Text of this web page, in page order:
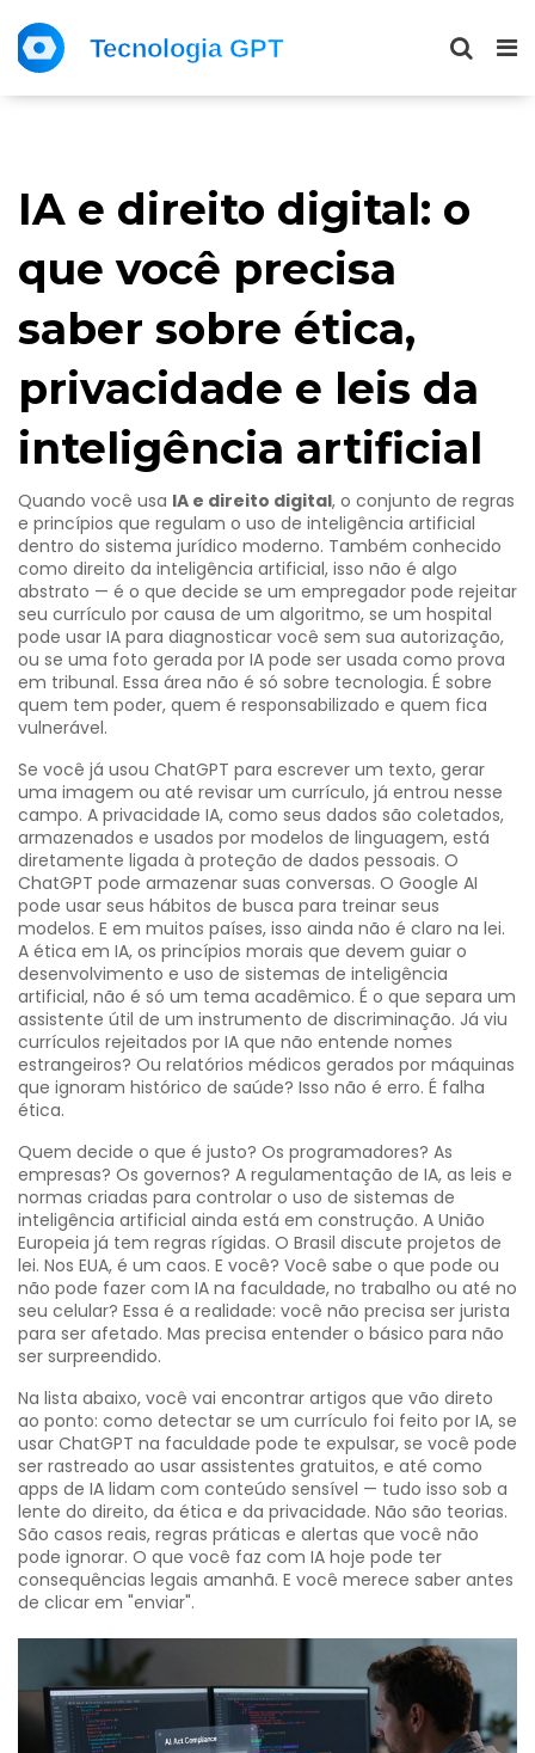
IA e direito digital: o
que você precisa
saber sobre ética,
privacidade e leis da
inteligência artificial
Quando você usa IA e direito digital, o conjunto de regras
e princípios que regulam o uso de inteligência artificial
dentro do sistema jurídico moderno. Também conhecido
como direito da inteligência artificial, isso não é algo
abstrato — é o que decide se um empregador pode rejeitar
seu currículo por causa de um algoritmo, se um hospital
pode usar IA para diagnosticar você sem sua autorização,
ou se uma foto gerada por IA pode ser usada como prova
em tribunal. Essa área não é só sobre tecnologia. É sobre
quem tem poder, quem é responsabilizado e quem fica
vulnerável.
Se você já usou ChatGPT para escrever um texto, gerar
uma imagem ou até revisar um currículo, já entrou nesse
campo. A privacidade IA, como seus dados são coletados,
armazenados e usados por modelos de linguagem, está
diretamente ligada à proteção de dados pessoais. O
ChatGPT pode armazenar suas conversas. O Google AI
pode usar seus hábitos de busca para treinar seus
modelos. E em muitos países, isso ainda não é claro na lei.
A ética em IA, os princípios morais que devem guiar o
desenvolvimento e uso de sistemas de inteligência
artificial, não é só um tema acadêmico. É o que separa um
assistente útil de um instrumento de discriminação. Já viu
currículos rejeitados por IA que não entende nomes
estrangeiros? Ou relatórios médicos gerados por máquinas
que ignoram histórico de saúde? Isso não é erro. É falha
ética.
Quem decide o que é justo? Os programadores? As
empresas? Os governos? A regulamentação de IA, as leis e
normas criadas para controlar o uso de sistemas de
inteligência artificial ainda está em construção. A União
Europeia já tem regras rígidas. O Brasil discute projetos de
lei. Nos EUA, é um caos. E você? Você sabe o que pode ou
não pode fazer com IA na faculdade, no trabalho ou até no
seu celular? Essa é a realidade: você não precisa ser jurista
para ser afetado. Mas precisa entender o básico para não
ser surpreendido.
Na lista abaixo, você vai encontrar artigos que vão direto
ao ponto: como detectar se um currículo foi feito por IA, se
usar ChatGPT na faculdade pode te expulsar, se você pode
ser rastreado ao usar assistentes gratuitos, e até como
apps de IA lidam com conteúdo sensível — tudo isso sob a
lente do direito, da ética e da privacidade. Não são teorias.
São casos reais, regras práticas e alertas que você não
pode ignorar. O que você faz com IA hoje pode ter
consequências legais amanhã. E você merece saber antes
de clicar em "enviar".